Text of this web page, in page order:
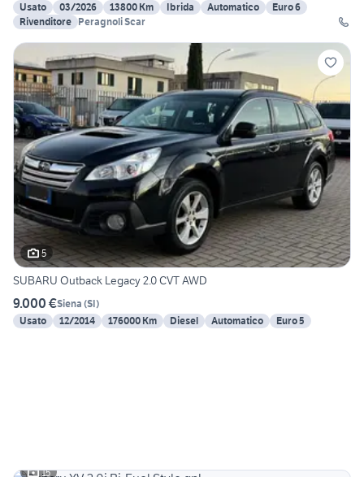
Usato
03/2026 13800 Km Ibrida Automatico
Euro 6
Rivenditore Peragnoli Scar
5
SUBARU Outback Legacy 2.0 CVT AWD
9.000 €Siena (SI)
Usato
12/2014 176000 Km Diesel Automatico Euro 5
15